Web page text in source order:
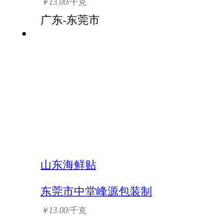
广东-东莞市
山东海鲜贴
东莞市中堂峰源包装制
品厂
￥13.00/千克